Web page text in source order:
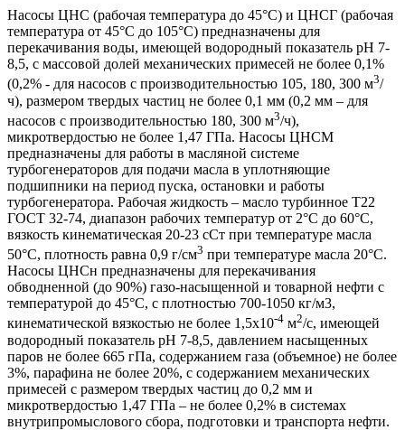
Насосы ЦНС (рабочая температура до 45°С) и ЦНСГ (рабочая
температура от 45°С до 105°С) предназначены для
перекачивания воды, имеющей водородный показатель рН 7-
8,5, с массовой долей механических примесей не более 0,1%
(0,2% - для насосов с производительностью 105, 180, 300 м3/
ч), размером твердых частиц не более 0,1 мм (0,2 мм – для
насосов с производительностью 180, 300 м3/ч),
микротвердостью не более 1,47 ГПа. Насосы ЦНСМ
предназначены для работы в масляной системе
турбогенераторов для подачи масла в уплотняющие
подшипники на период пуска, остановки и работы
турбогенератора. Рабочая жидкость – масло турбинное Т22
ГОСТ 32-74, диапазон рабочих температур от 2°С до 60°С,
вязкость кинематическая 20-23 сСт при температуре масла
50°С, плотность равна 0,9 г/см3 при температуре масла 20°С.
Насосы ЦНСн предназначены для перекачивания
обводненной (до 90%) газо-насыщенной и товарной нефти с
температурой до 45°С, с плотностью 700-1050 кг/м3,
кинематической вязкостью не более 1,5x10-4 м2/с, имеющей
водородный показатель рН 7-8,5, давлением насыщенных
паров не более 665 гПа, содержанием газа (объемное) не более
3%, парафина не более 20%, с содержанием механических
примесей с размером твердых частиц до 0,2 мм и
микротвердостью 1,47 ГПа – не более 0,2% в системах
внутрипромыслового сбора, подготовки и транспорта нефти.